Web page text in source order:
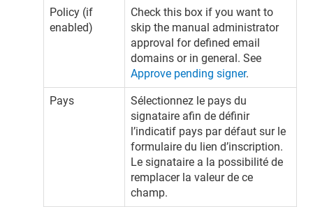
Policy (if
enabled)
Check this box if you want to
skip the manual administrator
approval for defined email
domains or in general. See
Approve pending signer.
Pays
Sélectionnez le pays du
signataire afin de définir
l’indicatif pays par défaut sur le
formulaire du lien d’inscription.
Le signataire a la possibilité de
remplacer la valeur de ce
champ.